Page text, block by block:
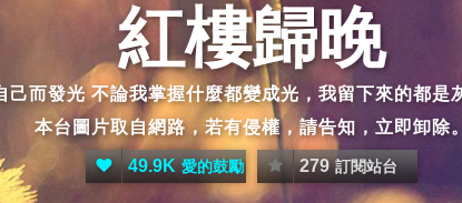
紅樓歸晚
己而發光 不論我掌握什麼都變成光，我留下來的
本台圖片取自網路，若有侵權，請告知，立即卸除。
49.9K 愛的鼓勵 279 訂閱站台